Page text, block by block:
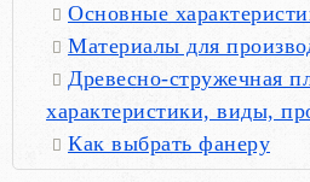
Основные
Материалы для
Древесно-стружечная
характеристики, виды,
Как выбрать фанеру